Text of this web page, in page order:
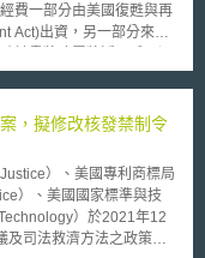
費一部分由美國復甦與再
Act)出資，另一部分來自
生產設備，另一項七億五
應用。 有關美
，美國能源部已公佈相關
並未對其可動用之資金額
生能源，創造未來就業機
輸送更為安全有效率，並
，擬修改核發禁制令
）、美國專利商標局
）、美國國家標準與技
）於2021年12
司法救濟方法之政策宣